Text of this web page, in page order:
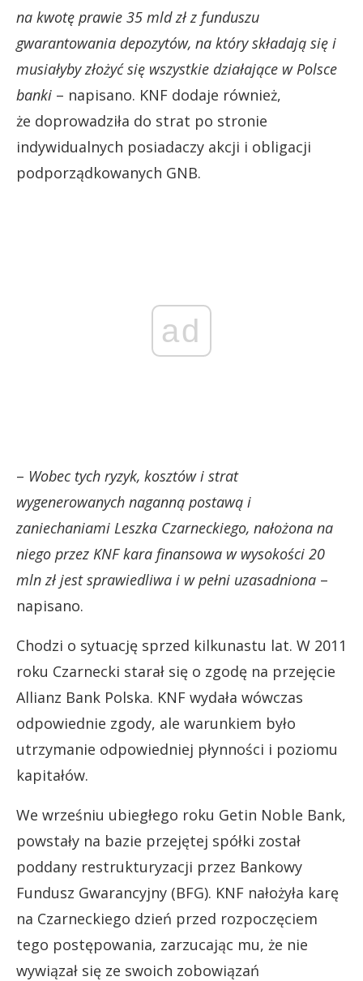
na kwotę prawie 35 mld zł z funduszu
gwarantowania depozytów, na który składają się i
musiałyby złożyć się wszystkie działające w Polsce
banki – napisano. KNF dodaje również,
że doprowadziła do strat po stronie
indywidualnych posiadaczy akcji i obligacji
podporządkowanych GNB.
ad
– Wobec tych ryzyk, kosztów i strat
wygenerowanych naganną postawą i
zaniechaniami Leszka Czarneckiego, nałożona na
niego przez KNF kara finansowa w wysokości 20
mln zł jest sprawiedliwa i w pełni uzasadniona –
napisano.
Chodzi o sytuację sprzed kilkunastu lat. W 2011
roku Czarnecki starał się o zgodę na przejęcie
Allianz Bank Polska. KNF wydała wówczas
odpowiednie zgody, ale warunkiem było
utrzymanie odpowiedniej płynności i poziomu
kapitałów.
We wrześniu ubiegłego roku Getin Noble Bank,
powstały na bazie przejętej spółki został
poddany restrukturyzacji przez Bankowy
Fundusz Gwarancyjny (BFG). KNF nałożyła karę
na Czarneckiego dzień przed rozpoczęciem
tego postępowania, zarzucając mu, że nie
wywiązał się ze swoich zobowiązań